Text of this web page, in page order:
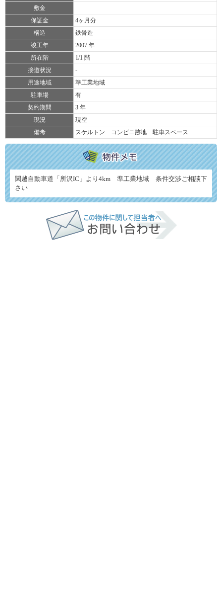
敷金
保証金
4ヶ月分
構造
鉄骨造
竣工年
2007 年
所在階
1/1 階
接道状況
-
用途地域
準工業地域
駐車場
有
契約期間
3 年
現況
現空
備考
スケルトン コンビニ跡地 駐車スペース
関越自動車道「所沢IC」より4km 準工業地域 条件交渉ご相談下
さい